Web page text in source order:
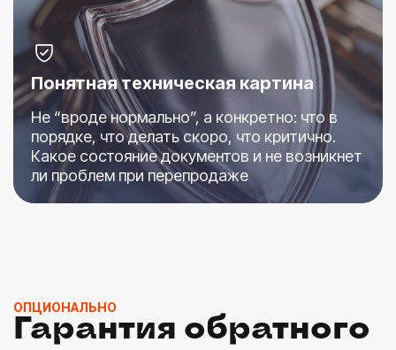
Понятная техническая картина
Не “вроде нормально”, а конкретно: что в
порядке, что делать скоро, что критично.
Какое состояние документов и не возникнет
ли проблем при перепродаже
ОПЦИОНАЛЬНО
Гарантия обратного